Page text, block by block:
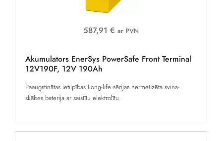
587,91 € ar PVN
Akumulators EnerSys PowerSafe Front Terminal
12V190F, 12V 190Ah
Paaugstinātas ietilpības Long-life sērijas hermetizēta svina-
skābes baterija ar saistītu elektrolītu.